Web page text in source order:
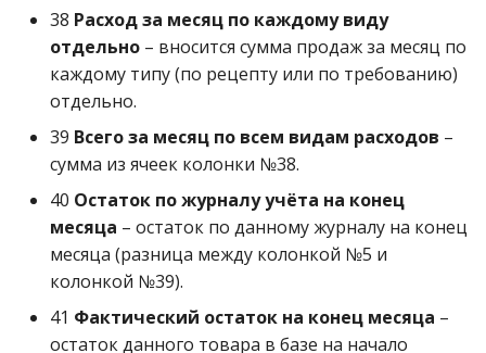
38 Расход за месяц по каждому виду
отдельно – вносится сумма продаж за месяц по
каждому типу (по рецепту или по требованию)
отдельно.
39 Всего за месяц по всем видам расходов –
сумма из ячеек колонки №38.
40 Остаток по журналу учёта на конец
месяца – остаток по данному журналу на конец
месяца (разница между колонкой №5 и
колонкой №39).
41 Фактический остаток на конец месяца –
остаток данного товара в базе на начало